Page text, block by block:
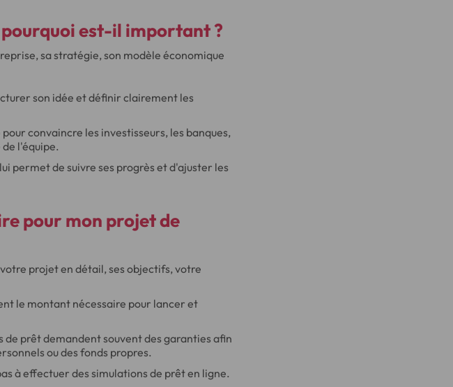
est-il important ?
sa stratégie, son modèle économique
son idée et définir clairement les
convaincre les investisseurs, les banques,
l'équipe.
permet de suivre ses progrès et d'ajuster les
pour mon projet de
projet en détail, ses objectifs, votre
le montant nécessaire pour lancer et
de prêt demandent souvent des garanties afin
ou des fonds propres.
à effectuer des simulations de prêt en ligne.